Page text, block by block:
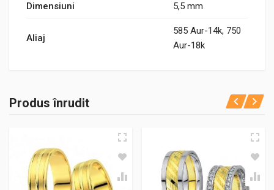
Dimensiuni 5,5 mm
Aliaj
585 Aur-14k, 750
Aur-18k
Produs înrudit